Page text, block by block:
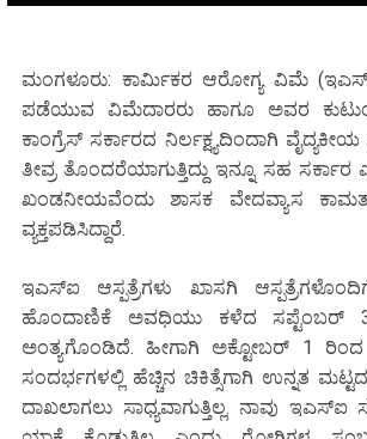
ಮಂಗಳೂರು: ಕಾರ್ಮಿಕರ ಆರೋಗ್ಯ ವಿಮೆ
ಪಡೆಯುವ ವಿಮೆದಾರರು ಹಾಗೂ ಅವರ
ಕಾಂಗ್ರೆಸ್ ಸರ್ಕಾರದ ನಿರ್ಲಕ್ಷ್ಯದಿಂದಾಗಿ
ತೀವ್ರ ತೊಂದರೆಯಾಗುತ್ತಿದ್ದು ಇನ್ನೂ ಸಹ ಸರ್ಕಾರ
ಖಂಡನೀಯವೆಂದು ಶಾಸಕ ವೇದವ್ಯಾಸ
ವ್ಯಕ್ತಪಡಿಸಿದ್ದಾರೆ.
ಇಎಸ್ಐ ಆಸ್ಪತ್ರೆಗಳು ಖಾಸಗಿ
ಹೊಂದಾಣಿಕೆ ಅವಧಿಯು ಕಳೆದ ಸಪ್ಟೆಂಬರ್
ಅಂತ್ಯಗೊಂಡಿದೆ. ಹೀಗಾಗಿ ಅಕ್ಟೋಬರ್ 1
ಸಂದರ್ಭಗಳಲ್ಲಿ ಹೆಚ್ಚಿನ ಚಿಕಿತ್ಸೆಗಾಗಿ ಉನ್ನತ
ದಾಖಲಾಗಲು ಸಾಧ್ಯವಾಗುತ್ತಿಲ್ಲ. ನಾವು